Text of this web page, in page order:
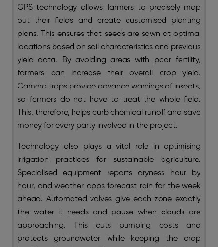
GPS technology allows farmers to precisely map
out their fields and create customised planting
plans. This ensures that seeds are sown at optimal
locations based on soil characteristics and previous
yield data. By avoiding areas with poor fertility,
farmers can increase their overall crop yield.
Camera traps provide advance warnings of insects,
so farmers do not have to treat the whole field.
This, therefore, helps curb chemical runoff and save
money for every party involved in the project.
Technology also plays a vital role in optimising
irrigation practices for sustainable agriculture.
Specialised equipment reports dryness hour by
hour, and weather apps forecast rain for the week
ahead. Automated valves give each zone exactly
the water it needs and pause when clouds are
approaching. This cuts pumping costs and
protects groundwater while keeping the crop